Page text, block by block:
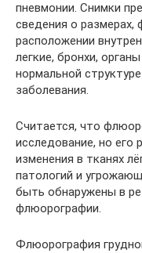
пневмонии. Снимки
сведения о
расположении
легкие, бронхи,
нормальной
заболевания.
Считается, что
исследование, но его
изменения в тканях
патологий и
быть обнаружены в
флюорографии.
Флюорография